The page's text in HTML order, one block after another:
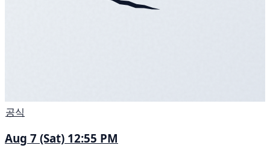
공식
Aug 7 (Sat) 12:55 PM